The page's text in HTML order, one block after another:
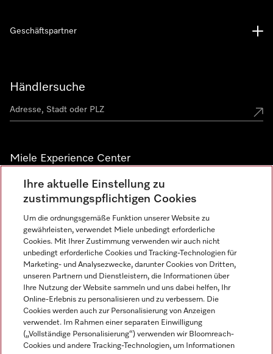
Händlersuche
Miele Experience Center
Alle Miele Experience Center anzeigen
Newsletter
Geschäftspartner
Miele auf Instagram
Miele auf Facebook
Miele auf Youtube
Ihre aktuelle Einstellung zu
zustimmungspflichtigen Cookies
Um die ordnungsgemäße Funktion unserer Website zu
gewährleisten, verwendet Miele unbedingt erforderliche
Cookies. Mit Ihrer Zustimmung verwenden wir auch nicht
unbedingt erforderliche Cookies und Tracking-Technologien für
Marketing- und Analysezwecke, darunter Cookies von Dritten,
unseren Partnern und Dienstleistern, die Informationen über
Ihre Nutzung der Website sammeln und uns dabei helfen, Ihr
Online-Erlebnis zu personalisieren und zu verbessern. Die
Cookies werden auch zur Personalisierung von Anzeigen
verwendet. Im Rahmen einer separaten Einwilligung
(„Vollständige Personalisierung“) verwenden wir Bloomreach-
Cookies und andere Tracking-Technologien, um Informationen